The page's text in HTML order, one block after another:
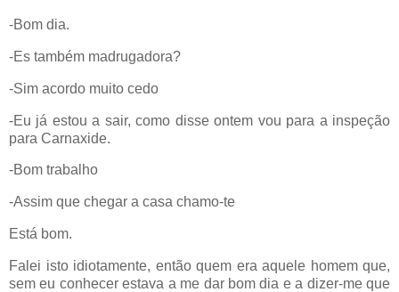
-Bom dia.
-Es também madrugadora?
-Sim acordo muito cedo
-Eu já estou a sair, como disse ontem vou para a inspeção
para Carnaxide.
-Bom trabalho
-Assim que chegar a casa chamo-te
Está bom.
Falei isto idiotamente, então quem era aquele homem que,
sem eu conhecer estava a me dar bom dia e a dizer-me que